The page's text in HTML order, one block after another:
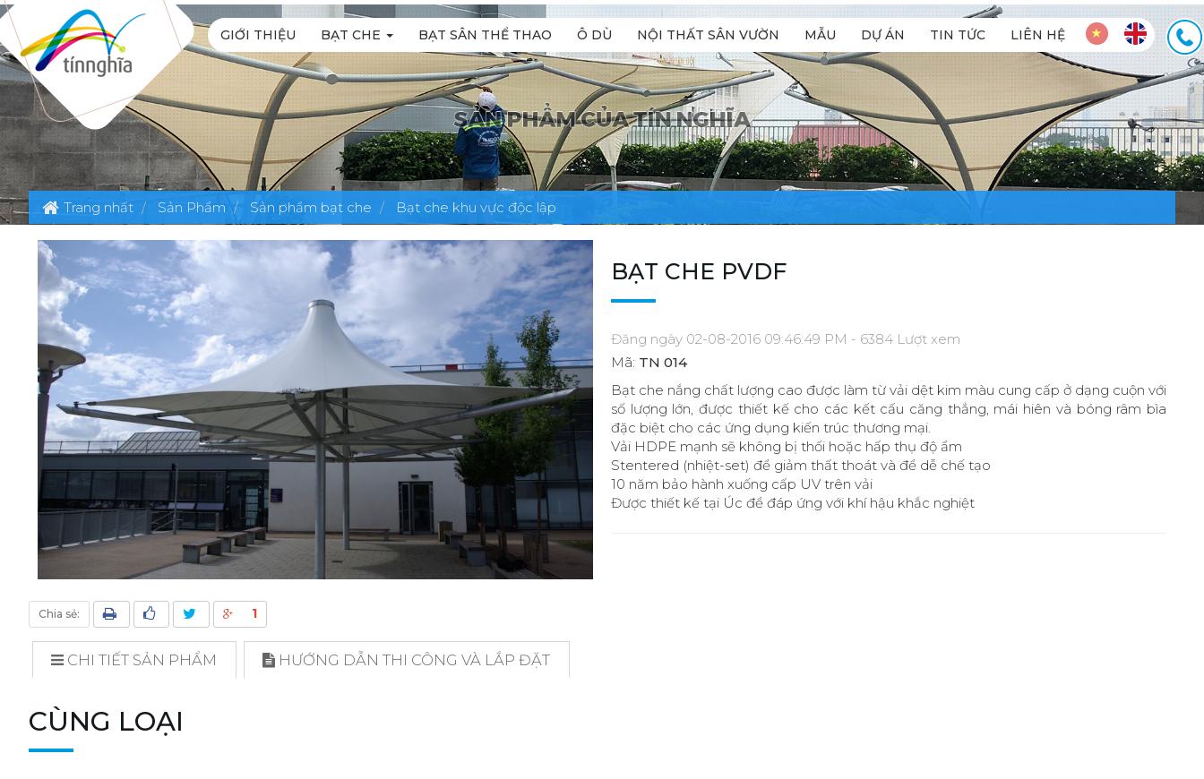
GIỚI THIỆU BẠT CHE BẠT SÂN THỂ THAO Ô DÙ NỘI THẤT SÂN VƯỜN MẪU DỰ ÁN TIN TỨC LIÊN HỆ
Trang nhất Sản Phẩm Sản phẩm bạt che Bạt che khu vực độc lập
BẠT CHE PVDF
Đăng ngày 02-08-2016 09:46:49 PM - 6384 Lượt xem
Mã: TN 014
Bạt che nắng chất lượng cao được làm từ vải dệt kim màu cung cấp ở dạng cuộn với
số lượng lớn, được thiết kế cho các kết cấu căng thẳng, mái hiên và bóng râm bìa
đặc biệt cho các ứng dụng kiến trúc thương mại.
Vải HDPE mạnh sẽ không bị thối hoặc hấp thụ độ ẩm
Stentered (nhiệt-set) để giảm thất thoát và để dễ chế tạo
10 năm bảo hành xuống cấp UV trên vải
Được thiết kế tại Úc để đáp ứng với khí hậu khắc nghiệt
Chia sẻ: 1
CHI TIẾT SẢN PHẨM HƯỚNG DẪN THI CÔNG VÀ LẮP ĐẶT
CÙNG LOẠI